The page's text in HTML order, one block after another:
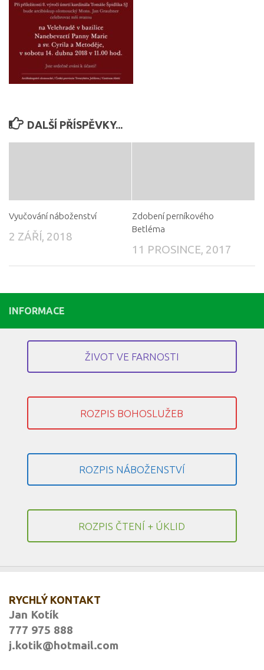
DALŠÍ PŘÍSPĚVKY...
Vyučování náboženství
2 ZÁŘÍ, 2018
Zdobení perníkového
Betléma
11 PROSINCE, 2017
INFORMACE
ŽIVOT VE FARNOSTI
ROZPIS BOHOSLUŽEB
ROZPIS NÁBOŽENSTVÍ
ROZPIS ČTENÍ + ÚKLID
RYCHLÝ KONTAKT
Jan Kotík
777 975 888
j.kotik@hotmail.com